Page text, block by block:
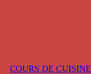
COURS DE CUISINE